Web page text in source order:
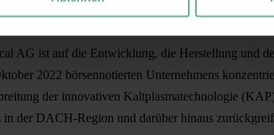
Medical AG
AG ist auf die Entwicklung, die Herstellung und
2022 börsennotierten Unternehmens
der innovativen Kaltplasmatechnologie
in der DACH-Region und darüber hinaus